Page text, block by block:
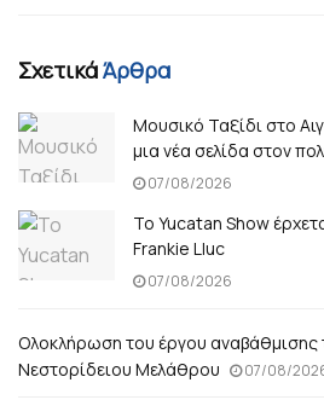
ΣχετικάΆρθρα
Μουσικό Ταξίδι στο
μια νέα σελίδα στον
07/08/2026
Το Yucatan Show
Frankie Lluc
07/08/2026
Ολοκλήρωση του έργου
Νεστορίδειου Μελάθρου
07/08/